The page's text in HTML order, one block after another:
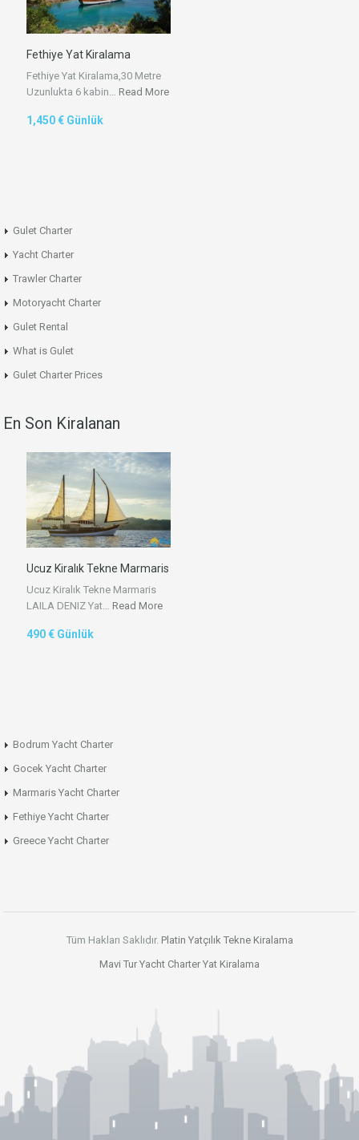
Fethiye Yat Kiralama
Fethiye Yat Kiralama,30 Metre
Uzunlukta 6 kabin… Read More
1,450 € Günlük
Gulet Charter
Yacht Charter
Trawler Charter
Motoryacht Charter
Gulet Rental
What is Gulet
Gulet Charter Prices
En Son Kiralanan
Ucuz Kiralık Tekne Marmaris
Ucuz Kiralık Tekne Marmaris
LAILA DENIZ Yat… Read More
490 € Günlük
Bodrum Yacht Charter
Gocek Yacht Charter
Marmaris Yacht Charter
Fethiye Yacht Charter
Greece Yacht Charter
Tüm Hakları Saklıdır. Platin Yatçılık Tekne Kiralama
Mavi Tur Yacht Charter Yat Kiralama